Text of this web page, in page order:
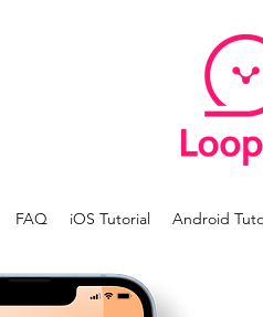
FAQ iOS Tutorial Android